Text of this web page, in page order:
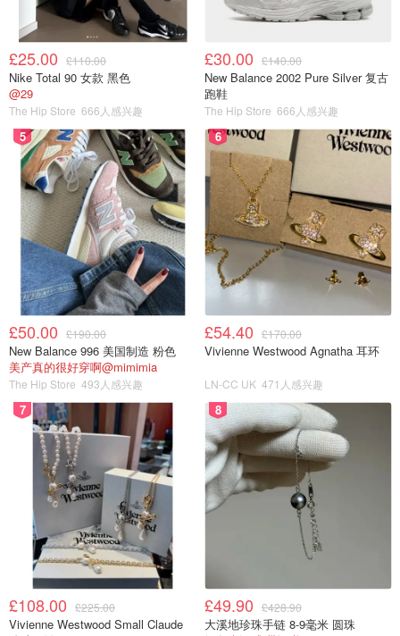
图片来自于@Barbour，版权属于原作者
这款防水外套采用经典的风衣细节，例如双排扣纽扣、防风
雨襟细节和束腰带，并辅以传统的 Barbour 饰面，例如蜡染
棉、口袋上的徽标刺绣以及衣领和袖口上的针织绳。小编觉
得比Burberry的风衣多了一丝随性，更好搭配！
买
「男士」Deck Waxed 蜡制夹克£329
£25.00 £110.00
Nike Total 90 女款 黑色
@29
The Hip Store 666人感兴趣
£30.00 £140.00
New Balance 2002 Pure Silver 复古
跑鞋
The Hip Store 666人感兴趣
5
£50.00 £190.00
New Balance 996 美国制造 粉色
美产真的很好穿啊@mimimia
The Hip Store 493人感兴趣
6
£54.40 £170.00
Vivienne Westwood Agnatha 耳环
LN-CC UK 471人感兴趣
7
£108.00 £225.00
Vivienne Westwood Small Claude
8
£49.90 £428.90
大溪地珍珠手链 8-9毫米 圆珠